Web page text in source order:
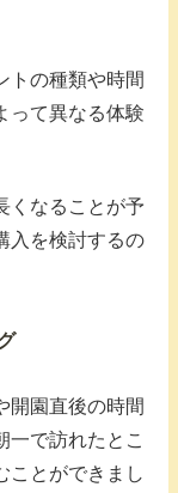
トの種類や時間
って異なる体験
くなることが予
入を検討するの
開園直後の時間
一で訪れたとこ
ことができまし